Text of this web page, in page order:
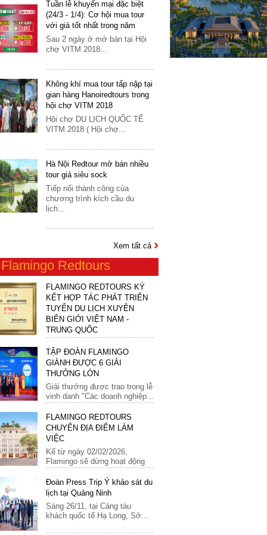
Mông Cổ
Myanmar
Nepal
Nhật Bản
Oman
Philippines
Singapore
Tây Tạng
Thái Lan
Triều Tiên
Trung Quốc
Uzbekistan
Anh
Áo
Ba Lan
Bỉ
Bồ Đào Nha
Bosnia
Croatia
Đan Mạch
Hà Lan
Hungary
Hy Lạp
Luxembourg
Malta
Marocco
16
17
18
21
23
24
25
26
27
31
Tuần lễ khuyến mại đặc biệt
(24/3 - 1/4): Cơ hội mua tour
với giá tốt nhất trong năm
Sau 2 ngày ở mở bán tại Hội
chợ VITM 2018...
Không khí mua tour tấp nập tại
gian hàng Hanoiredtours trong
hội chợ VITM 2018
Hội chợ DU LỊCH QUỐC TẾ
VITM 2018 ( Hội chợ...
Hà Nội Redtour mở bán nhiều
tour giá siêu sock
Tiếp nối thành công của
chương trình kích cầu du
lịch...
Xem tất cả
Flamingo Redtours
FLAMINGO REDTOURS KÝ
KẾT HỢP TÁC PHÁT TRIỂN
TUYẾN DU LỊCH XUYÊN
BIÊN GIỚI VIỆT NAM -
TRUNG QUỐC
bản ghi nhớ hợp tác phát...
TẬP ĐOÀN FLAMINGO
GIÀNH ĐƯỢC 6 GIẢI
THƯỞNG LỚN
Giải thưởng được trao trong lễ
vinh danh "Các doanh nghiệp...
FLAMINGO REDTOURS
CHUYỂN ĐỊA ĐIỂM LÀM
VIỆC
Kể từ ngày 02/02/2026,
Flamingo sẽ dừng hoạt động
văn phòng...
Đoàn Press Trip Ý khảo sát du
lịch tại Quảng Ninh
Sáng 26/11, tại Cảng tàu
khách quốc tế Hạ Long, Sở...